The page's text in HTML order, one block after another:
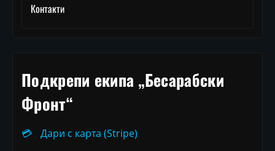
Контакти
Подкрепи екипа „Бесарабски
Фронт“
💳
Дари с карта (Stripe)